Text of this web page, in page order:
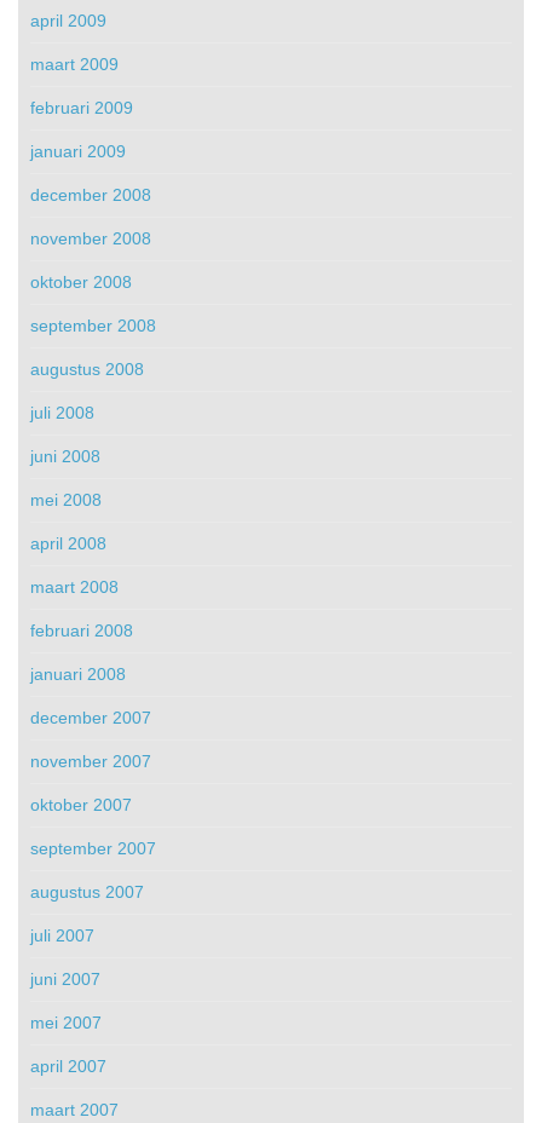
april 2009
maart 2009
februari 2009
januari 2009
december 2008
november 2008
oktober 2008
september 2008
augustus 2008
juli 2008
juni 2008
mei 2008
april 2008
maart 2008
februari 2008
januari 2008
december 2007
november 2007
oktober 2007
september 2007
augustus 2007
juli 2007
juni 2007
mei 2007
april 2007
maart 2007